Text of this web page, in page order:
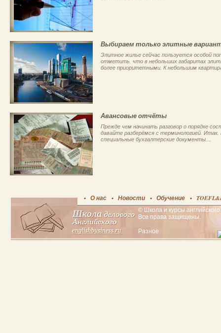
Выбираем только элитные
Элитное жилье сейчас пользуется особой
отметить, что в небольших габаритах
более приоритетными. К небольшим
Авансовые отчёты
Прежде чем начинать разговор о порядке
давайте разберёмся с терминологией.
специальные бухгалтерские документы,...
О нас Новости Обучение
© Школа и курсы
Все права защищены.
Разное